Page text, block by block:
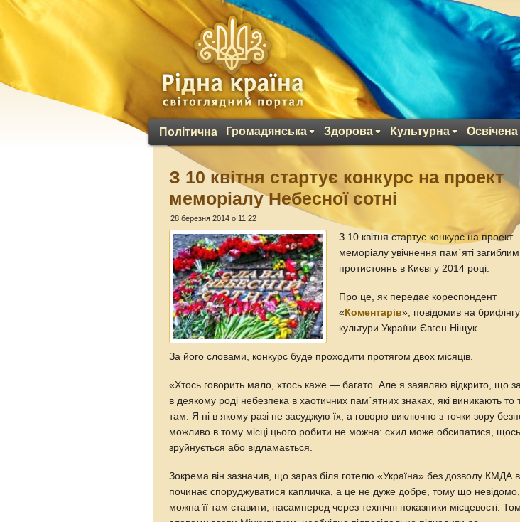
Політична Громадянська Здорова Культурна Освічена
З 10 квітня стартує конкурс на проект
меморіалу Небесної сотні
28 березня 2014 о 11:22
З 10 квітня стартує конкурс на проект
меморіалу увічнення пам´яті
протистоянь в Києві у 2014 році.
Про це, як передає кореспондент
« Коментарів», повідомив на брифінгу
культури України Євген Ніщук.
За його словами, конкурс буде проходити протягом двох місяців.
«Хтось говорить мало, хтось каже — багато. Але я заявляю відкрито, що
в деякому роді небезпека в хаотичних пам´ятних знаках, які виникають то
там. Я ні в якому разі не засуджую їх, а говорю виключно з точки зору
можливо в тому місці цього робити не можна: схил може обсипатися, щось
зруйнується або відламається.
Зокрема він зазначив, що зараз біля готелю «Україна» без дозволу КМДА
починає споруджуватися капличка, а це не дуже добре, тому що
можна її там ставити, насамперед через технічні показники місцевості.